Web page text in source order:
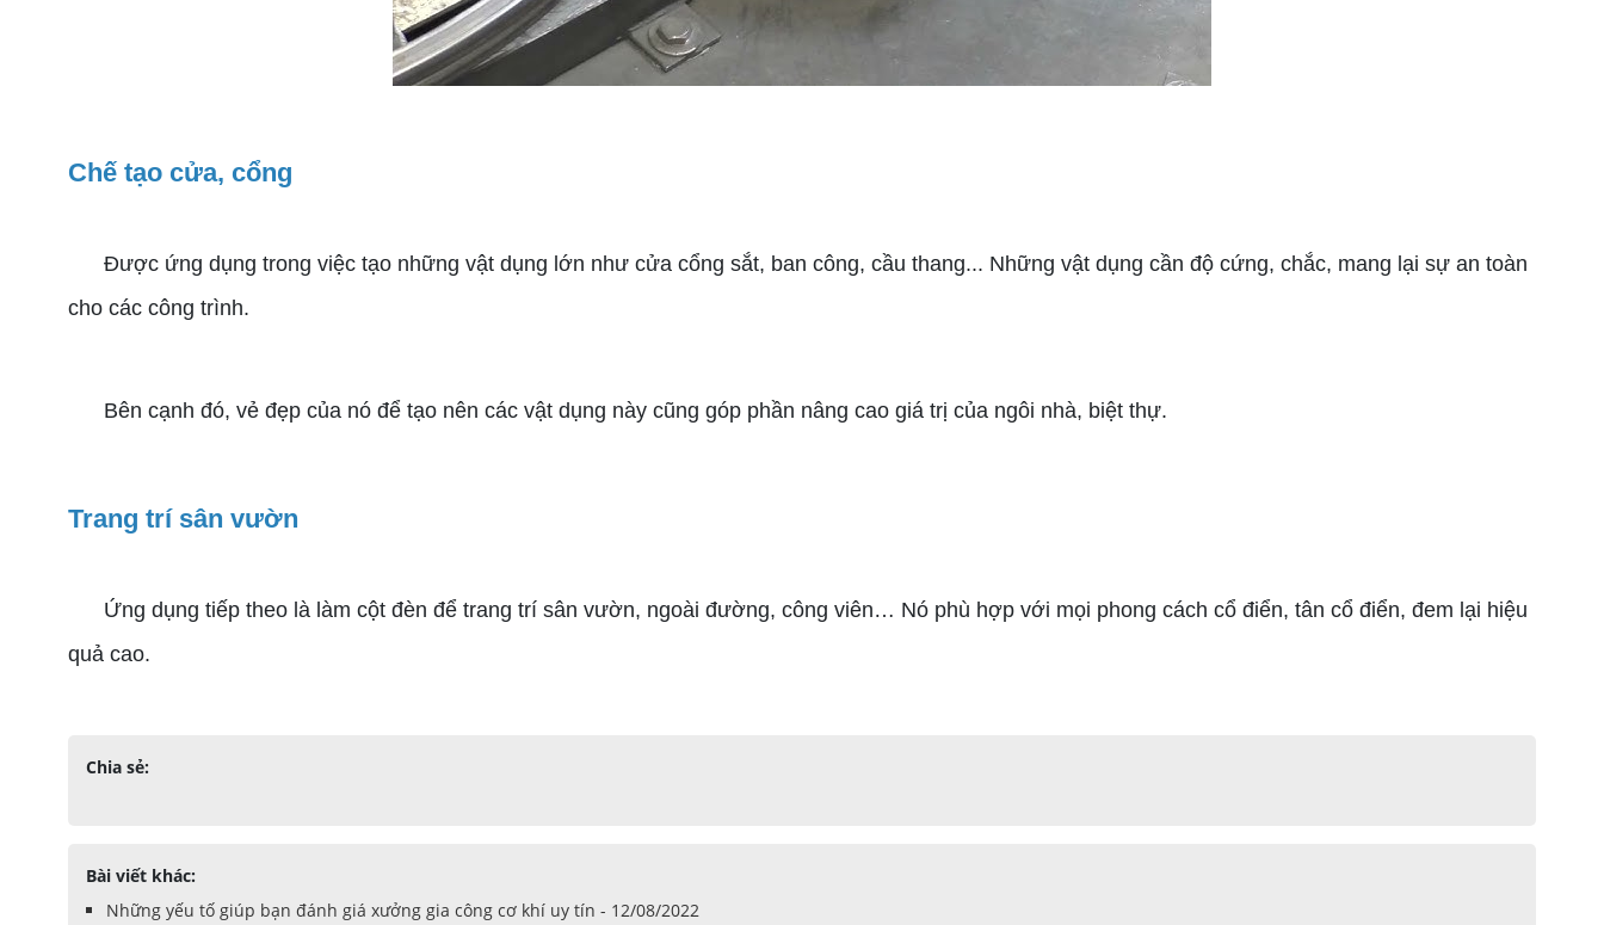
Chế tạo cửa, cổng
Được ứng dụng trong việc tạo những vật dụng lớn như cửa cổng sắt, ban công, cầu thang... Những vật dụng cần độ cứng, chắc, mang lại sự an toàn
cho các công trình.
Bên cạnh đó, vẻ đẹp của nó để tạo nên các vật dụng này cũng góp phần nâng cao giá trị của ngôi nhà, biệt thự.
Trang trí sân vườn
Ứng dụng tiếp theo là làm cột đèn để trang trí sân vườn, ngoài đường, công viên… Nó phù hợp với mọi phong cách cổ điển, tân cổ điển, đem lại hiệu
quả cao.
Chia sẻ:
Bài viết khác:
Những yếu tố giúp bạn đánh giá xưởng gia công cơ khí uy tín - 12/08/2022